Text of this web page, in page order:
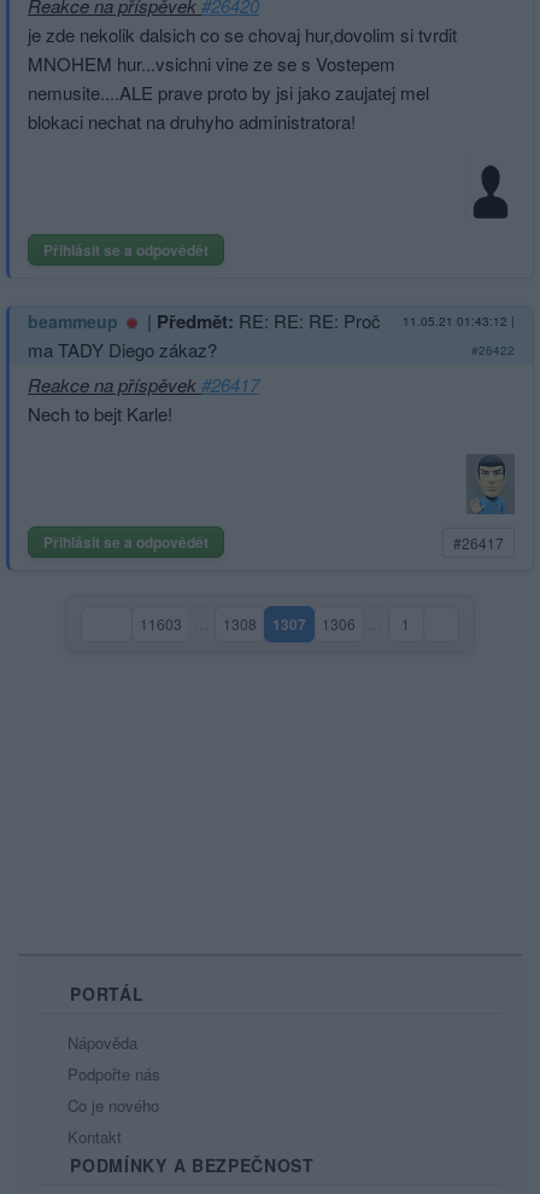
Reakce na příspěvek#26420
je zde nekolik dalsich co se chovaj hur,dovolim si tvrdit
MNOHEM hur...vsichni vine ze se s Vostepem
nemusite....ALE prave proto by jsi jako zaujatej mel
blokaci nechat na druhyho administratora!
Přihlásit se a odpovědět
beammeup | Předmět: RE: RE: RE: Proč
ma TADY Diego zákaz?
11.05.21 01:43:12 |
#26422
Reakce na příspěvek#26417
Nech to bejt Karle!
Přihlásit se a odpovědět #26417
11603 1308 1307(aktuální strana)
1306 1
PORTÁL
Nápověda
Podpořte nás
Co je nového
Kontakt
PODMÍNKY A BEZPEČNOST